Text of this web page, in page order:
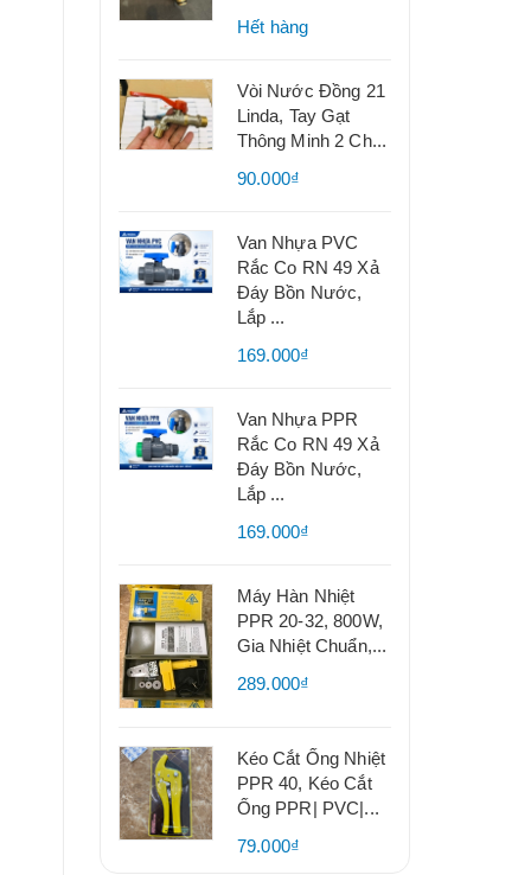
Hết hàng
Vòi Nước Đồng 21
Linda, Tay Gạt
Thông Minh 2 Ch...
90.000₫
Van Nhựa PVC
Rắc Co RN 49 Xả
Đáy Bồn Nước,
Lắp ...
169.000₫
Van Nhựa PPR
Rắc Co RN 49 Xả
Đáy Bồn Nước,
Lắp ...
169.000₫
Máy Hàn Nhiệt
PPR 20-32, 800W,
Gia Nhiệt Chuẩn,...
289.000₫
Kéo Cắt Ống Nhiệt
PPR 40, Kéo Cắt
Ống PPR| PVC|...
79.000₫